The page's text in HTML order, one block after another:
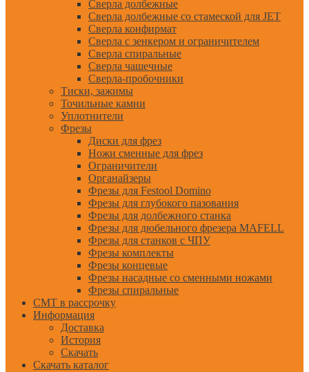
Сверла долбежные
Сверла долбежные со стамеской для JET
Сверла конфирмат
Сверла с зенкером и ограничителем
Сверла спиральные
Сверла чашечные
Сверла-пробочники
Тиски, зажимы
Точильные камни
Уплотнители
Фрезы
Диски для фрез
Ножи сменные для фрез
Ограничители
Органайзеры
Фрезы для Festool Domino
Фрезы для глубокого пазования
Фрезы для долбежного станка
Фрезы для дюбельного фрезера MAFELL
Фрезы для станков с ЧПУ
Фрезы комплекты
Фрезы концевые
Фрезы насадные со сменными ножами
Фрезы спиральные
CMT в рассрочку
Информация
Доставка
История
Скачать
Скачать каталог